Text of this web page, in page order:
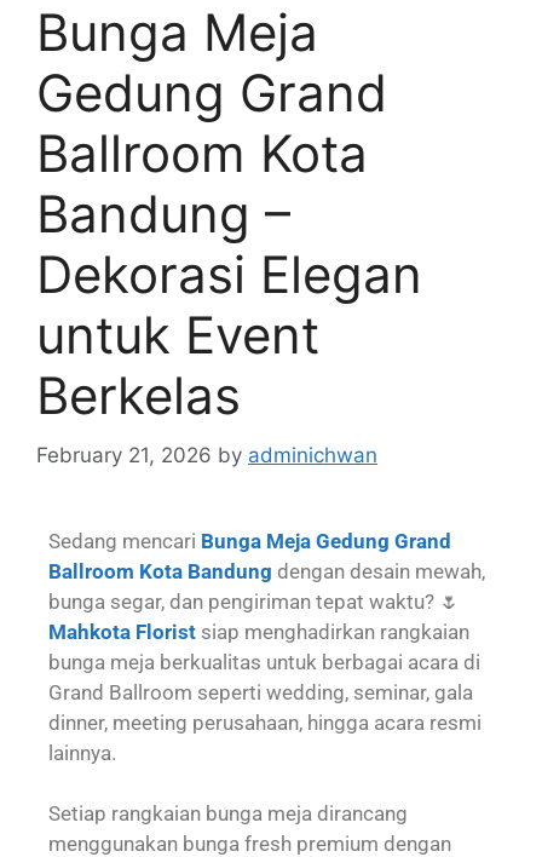
Bunga Meja
Gedung Grand
Ballroom Kota
Bandung –
Dekorasi Elegan
untuk Event
Berkelas
February 21, 2026 by adminichwan
Sedang mencari Bunga Meja Gedung Grand
Ballroom Kota Bandung dengan desain mewah,
bunga segar, dan pengiriman tepat waktu? 🌷
Mahkota Florist siap menghadirkan rangkaian
bunga meja berkualitas untuk berbagai acara di
Grand Ballroom seperti wedding, seminar, gala
dinner, meeting perusahaan, hingga acara resmi
lainnya.
Setiap rangkaian bunga meja dirancang
menggunakan bunga fresh premium dengan